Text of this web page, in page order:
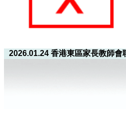
2026.01.24 香港東區家長教師